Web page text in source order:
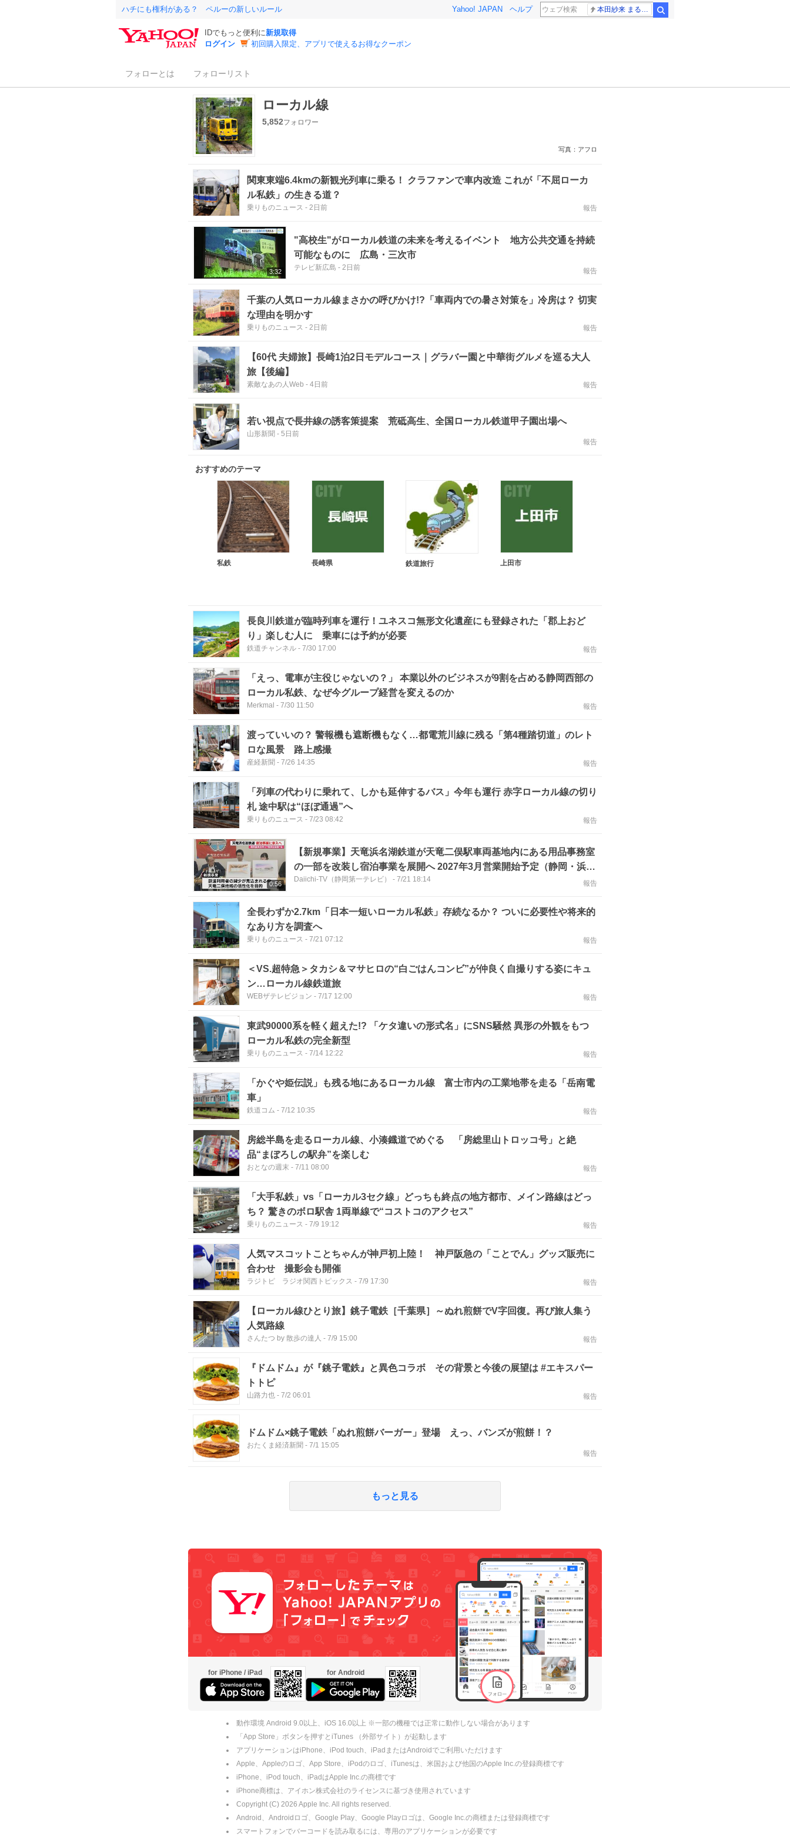
ハチにも権利がある？ ペルーの新しいルール Yahoo! JAPAN ヘルプ
IDでもっと便利に新規取得
ログイン
初回購入限定、アプリで使えるお得なクーポン
フォローとは フォローリスト
ローカル線
5,852フォロワー
写真：アフロ
関東東端6.4kmの新観光列車に乗る！ クラファンで車内改造 これが「不屈ローカ
ル私鉄」の生きる道？
乗りものニュース - 2日前 報告
3:32
"高校生"がローカル鉄道の未来を考えるイベント 地方公共交通を持続
可能なものに 広島・三次市
テレビ新広島 - 2日前 報告
千葉の人気ローカル線まさかの呼びかけ!?「車両内での暑さ対策を」冷房は？ 切実
な理由を明かす
乗りものニュース - 2日前 報告
【60代 夫婦旅】長崎1泊2日モデルコース｜グラバー園と中華街グルメを巡る大人
旅【後編】
素敵なあの人Web - 4日前 報告
若い視点で長井線の誘客策提案 荒砥高生、全国ローカル鉄道甲子園出場へ
山形新聞 - 5日前
報告
おすすめのテーマ
私鉄 長崎県 鉄道旅行 上田市
長良川鉄道が臨時列車を運行！ユネスコ無形文化遺産にも登録された「郡上おど
り」楽しむ人に 乗車には予約が必要
鉄道チャンネル - 7/30 17:00 報告
「えっ、電車が主役じゃないの？」 本業以外のビジネスが9割を占める静岡西部の
ローカル私鉄、なぜ今グループ経営を変えるのか
Merkmal - 7/30 11:50 報告
渡っていいの？ 警報機も遮断機もなく…都電荒川線に残る「第4種踏切道」のレト
ロな風景 路上感撮
産経新聞 - 7/26 14:35 報告
「列車の代わりに乗れて、しかも延伸するバス」今年も運行 赤字ローカル線の切り
札 途中駅は“ほぼ通過”へ
乗りものニュース - 7/23 08:42 報告
0:56
【新規事業】天竜浜名湖鉄道が天竜二俣駅車両基地内にある用品事務室
の一部を改装し宿泊事業を展開へ 2027年3月営業開始予定（静岡・浜松
市）
Daiichi-TV（静岡第一テレビ） - 7/21 18:14 報告
全長わずか2.7km「日本一短いローカル私鉄」存続なるか？ ついに必要性や将来的
なあり方を調査へ
乗りものニュース - 7/21 07:12 報告
＜VS.超特急＞タカシ＆マサヒロの“白ごはんコンビ”が仲良く自撮りする姿にキュ
ン…ローカル線鉄道旅
WEBザテレビジョン - 7/17 12:00 報告
東武90000系を軽く超えた!? 「ケタ違いの形式名」にSNS騒然 異形の外観をもつ
ローカル私鉄の完全新型
乗りものニュース - 7/14 12:22 報告
「かぐや姫伝説」も残る地にあるローカル線 富士市内の工業地帯を走る「岳南電
車」
鉄道コム - 7/12 10:35 報告
房総半島を走るローカル線、小湊鐡道でめぐる 「房総里山トロッコ号」と絶
品“まぼろしの駅弁”を楽しむ
おとなの週末 - 7/11 08:00 報告
「大手私鉄」vs「ローカル3セク線」どっちも終点の地方都市、メイン路線はどっ
ち？ 驚きのボロ駅舎 1両単線で“コストコのアクセス”
乗りものニュース - 7/9 19:12 報告
人気マスコットことちゃんが神戸初上陸！ 神戸阪急の「ことでん」グッズ販売に
合わせ 撮影会も開催
ラジトピ ラジオ関西トピックス - 7/9 17:30 報告
【ローカル線ひとり旅】銚子電鉄［千葉県］～ぬれ煎餅でV字回復。再び旅人集う
人気路線
さんたつ by 散歩の達人 - 7/9 15:00 報告
『ドムドム』が『銚子電鉄』と異色コラボ その背景と今後の展望は #エキスパー
トトピ
山路力也 - 7/2 06:01 報告
ドムドム×銚子電鉄「ぬれ煎餅バーガー」登場 えっ、バンズが煎餅！？
おたくま経済新聞 - 7/1 15:05
報告
もっと見る
for iPhone / iPad for Android
動作環境 Android 9.0以上、iOS 16.0以上 ※一部の機種では正常に動作しない場合があります
「App Store」ボタンを押すとiTunes （外部サイト）が起動します
アプリケーションはiPhone、iPod touch、iPadまたはAndroidでご利用いただけます
Apple、Appleのロゴ、App Store、iPodのロゴ、iTunesは、米国および他国のApple Inc.の登録商標です
iPhone、iPod touch、iPadはApple Inc.の商標です
iPhone商標は、アイホン株式会社のライセンスに基づき使用されています
Copyright (C) 2026 Apple Inc. All rights reserved.
Android、Androidロゴ、Google Play、Google Playロゴは、Google Inc.の商標または登録商標です
スマートフォンでバーコードを読み取るには、専用のアプリケーションが必要です